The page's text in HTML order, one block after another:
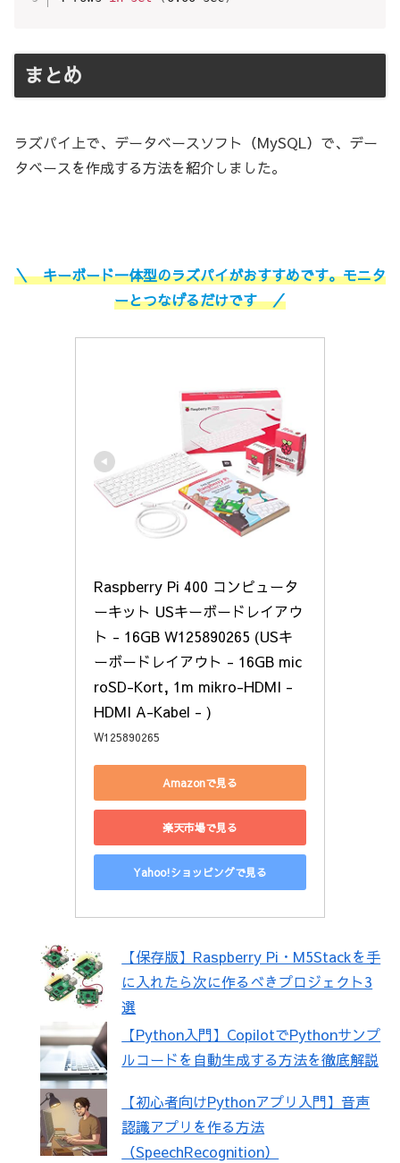
まとめ
ラズパイ上で、データベースソフト（MySQL）で、デー
タベースを作成する方法を紹介しました。
＼ キーボード一体型のラズパイがおすすめです。モニタ
ーとつなげるだけです ／
Raspberry Pi 400 コンピュータ
ーキット USキーボードレイアウ
ト - 16GB W125890265 (USキ
ーボードレイアウト - 16GB mic
roSD-Kort, 1m mikro-HDMI -
HDMI A-Kabel - )
W125890265
Amazonで見る
楽天市場で見る
Yahoo!ショッピングで見る
【保存版】Raspberry Pi・M5Stackを手
に入れたら次に作るべきプロジェクト3
選
【Python入門】CopilotでPythonサンプ
ルコードを自動生成する方法を徹底解説
【初心者向けPythonアプリ入門】音声
認識アプリを作る方法
（SpeechRecognition）